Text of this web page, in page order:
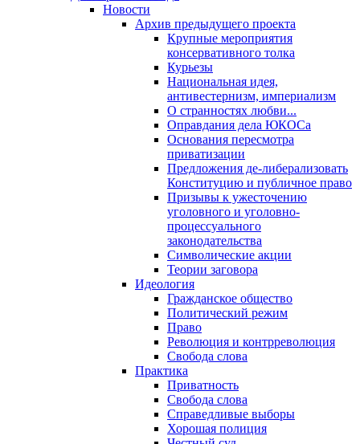
Новости
Архив предыдущего проекта
Крупные мероприятия
консервативного толка
Курьезы
Национальная идея,
антивестернизм, империализм
О странностях любви...
Оправдания дела ЮКОСа
Основания пересмотра
приватизации
Предложения де-либерализовать
Конституцию и публичное право
Призывы к ужесточению
уголовного и уголовно-
процессуального
законодательства
Символические акции
Теории заговора
Идеология
Гражданское общество
Политический режим
Право
Революция и контрреволюция
Свобода слова
Практика
Приватность
Свобода слова
Справедливые выборы
Хорошая полиция